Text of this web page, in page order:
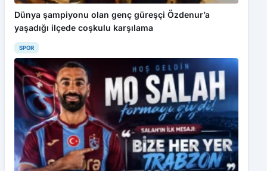
Dünya şampiyonu olan genç güreşçi Özdenur’a
yaşadığı ilçede coşkulu karşılama
SPOR